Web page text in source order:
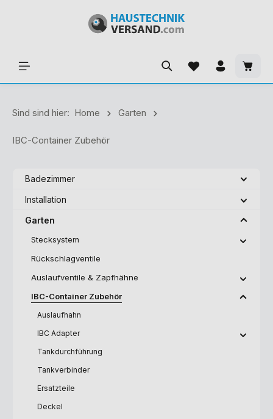
Sind sind hier: Home Garten
IBC-Container Zubehör
Badezimmer
Installation
Garten
Stecksystem
Rückschlagventile
Auslaufventile & Zapfhähne
IBC-Container Zubehör
Auslaufhahn
IBC Adapter
Tankdurchführung
Tankverbinder
Ersatzteile
Deckel